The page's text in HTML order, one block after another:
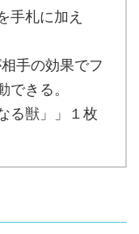
手札に加え
手の効果でフ
できる。
る獣」」１枚